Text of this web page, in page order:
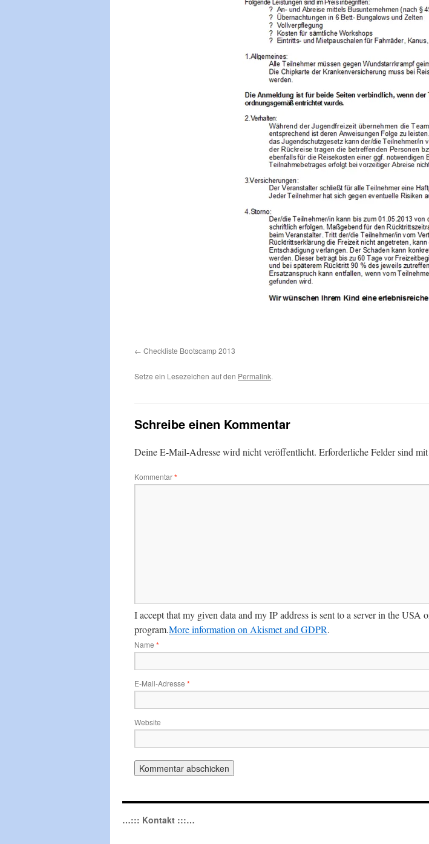
Checkliste Bootscamp 2013
Setze ein Lesezeichen auf den Permalink.
Schreibe einen Kommentar
Deine E-Mail-Adresse wird nicht veröffentlicht. Erforderliche Felder sind mit
Kommentar*
I accept that my given data and my IP address is sent to a server in the
program.More information on Akismet and GDPR.
Name *
E-Mail-Adresse *
Website
…::: Kontakt :::…